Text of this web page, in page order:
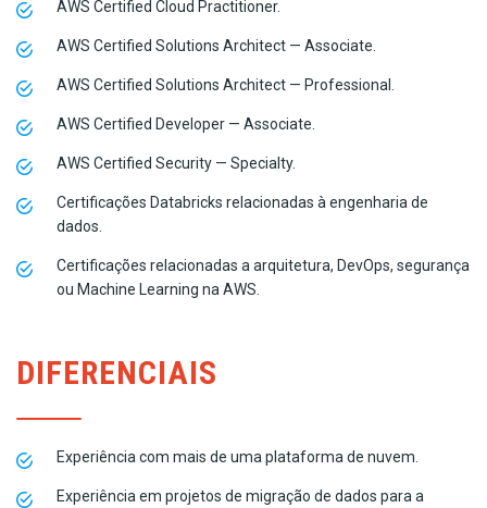
AWS Certified Cloud Practitioner.
AWS Certified Solutions Architect — Associate.
AWS Certified Solutions Architect — Professional.
AWS Certified Developer — Associate.
AWS Certified Security — Specialty.
Certificações Databricks relacionadas à engenharia de
dados.
Certificações relacionadas a arquitetura, DevOps, segurança
ou Machine Learning na AWS.
DIFERENCIAIS
Experiência com mais de uma plataforma de nuvem.
Experiência em projetos de migração de dados para a